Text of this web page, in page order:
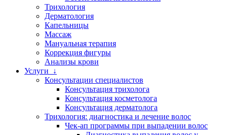
Трихология
Дерматология
Капельницы
Массаж
Мануальная терапия
Коррекция фигуры
Анализы крови
Услуги ↓
Консультации специалистов
Консультация трихолога
Консультация косметолога
Консультация дерматолога
Трихология: диагностика и лечение волос
Чек-ап программы при выпадении волос